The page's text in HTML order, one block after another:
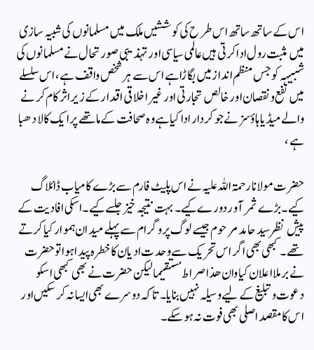
اس کے ساتھ ساتھ اس طرح کی کوششیں ملک میں مسلمانوں کی شبیہ سازی
میں مثبت رول ادا کرتی ہیں عالمی سیاسی اور تہذیبی صورتحال نے مسلمانوں کی
شبیہہ کو جس منظم انداز میں بگاڑا ہے اس سے ہر شخص واقف ہے ، اس سلسلے
میں نفع و نقصان اور خالص تجارتی اور غیر اخلاقی اقدار کے زیر اثر کام کرنے
والے میڈیا ہاؤسز نے جو کردار ادا کیا ہے وہ صحافت کے ماتھے پر ایک کالا دھبا
ہے ،
حضرت مولانا رحمۃاللہ علیہ نے اس پلیٹ فارم سے بڑے کامیاب ڈائلاگ
کیے۔ بڑے ثمر آور دورے کیے۔ بہت نتیجہ خیز جلسے کیے۔ اسکی افادیت کے
پیش نظر سید حامد مرحوم جیسے لوگ پروگرام سے پہلے میدان ہموار کیا کرتے
تھے۔ کبھی بھی اگر اس تحریک سے وحدت ادیان کا خطرہ پیدا ہوا تو حضرت
نے برملا اعلان کیا وان هذا صراط مستقيما لیکن حضرت نے بھی کبھی اسکو
دعوت و تبلیغ کے لیے وسیلہ نہیں بنایا۔ تاکہ دوسرے بھی ایسا نہ کر سکیں اور
اس کا مقصد اصلی بھی فوت نہ ہوسکے۔